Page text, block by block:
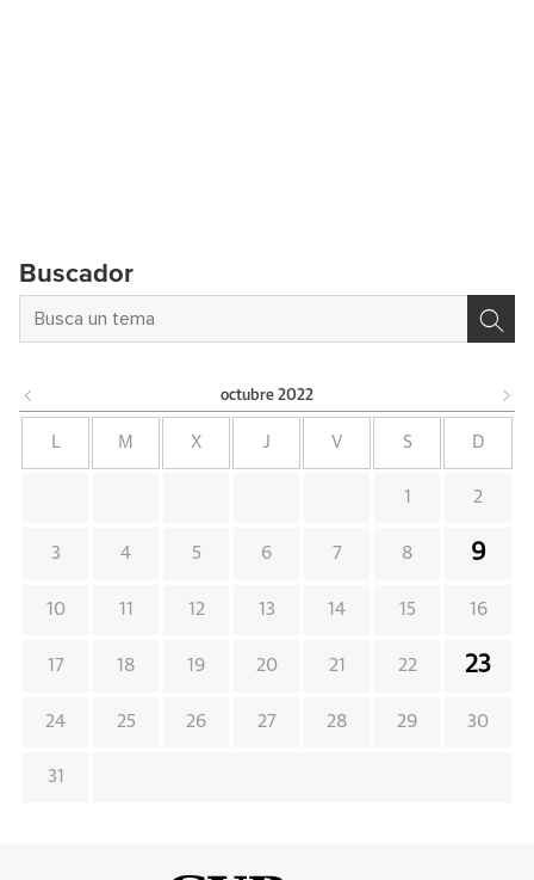
Buscador
octubre 2022
M X J V S D
1 2
3 4 5 6 7 8 9
10 11 12 13 14 15 16
17 18 19 20 21 22 23
24 25 26 27 28 29 30
31